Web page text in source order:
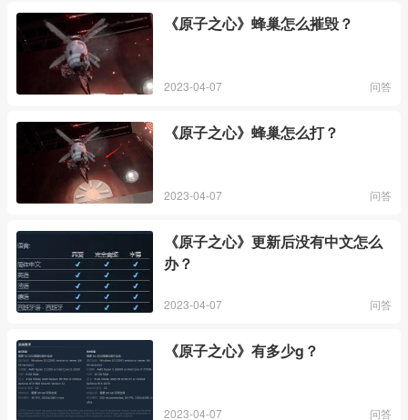
《原子之心》蜂巢怎么摧毁？
2023-04-07 问答
《原子之心》蜂巢怎么打？
2023-04-07 问答
《原子之心》更新后没有中文怎么
办？
2023-04-07 问答
《原子之心》有多少g？
2023-04-07 问答